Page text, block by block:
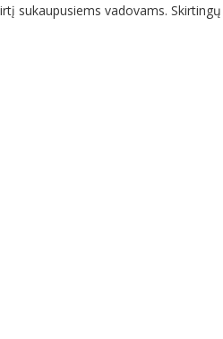
sukaupusiems vadovams.